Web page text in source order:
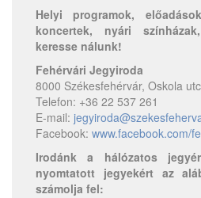
Helyi programok,
koncertek, nyári
keresse nálunk!
Fehérvári Jegyiroda
8000 Székesfehérvár, Oskola
Telefon: +36 22 537 261
E-mail:
Facebook: www.facebook.com/
Irodánk a hálózatos
nyomtatott jegyekért az
számolja fel: